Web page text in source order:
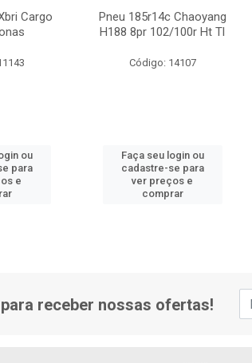
Cargo
ou
para
e
Pneu 185r14c Chaoyang
H188 8pr 102/100r Ht Tl
Código: 14107
Faça seu login ou
cadastre-se para
ver preços e
comprar
receber nossas ofertas!